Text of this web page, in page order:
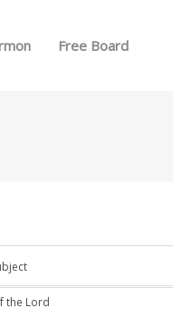
Free Board
the Lord